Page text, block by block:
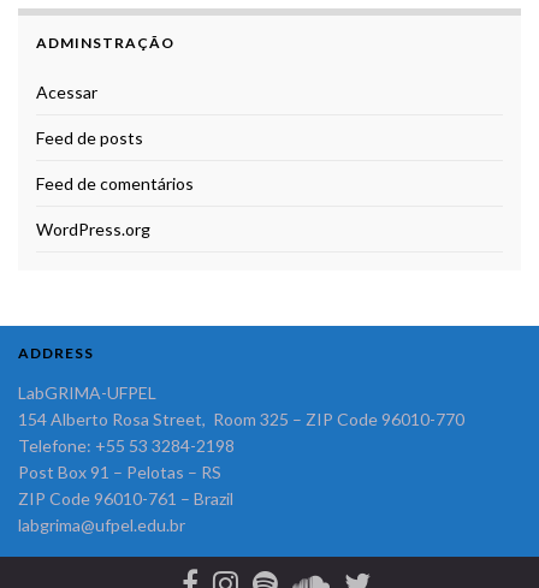
ADMINSTRAÇÃO
Acessar
Feed de posts
Feed de comentários
WordPress.org
ADDRESS
LabGRIMA-UFPEL
154 Alberto Rosa Street, Room 325 – ZIP Code 96010-770
Telefone: +55 53 3284-2198
Post Box 91 – Pelotas – RS
ZIP Code 96010-761 – Brazil
labgrima@ufpel.edu.br